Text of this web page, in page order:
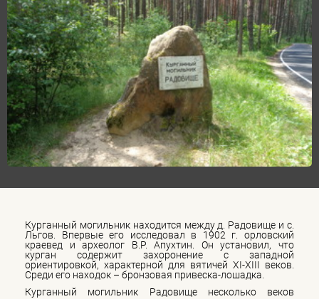
Курганный могильник находится между д. Радовище и с.
Льгов. Впервые его исследовал в 1902 г. орловский
краевед и археолог В.Р. Апухтин. Он установил, что
курган содержит захоронение с западной
ориентировкой, характерной для вятичей XI-XIII веков.
Среди его находок – бронзовая привеска-лошадка.
Курганный могильник Радовище несколько веков